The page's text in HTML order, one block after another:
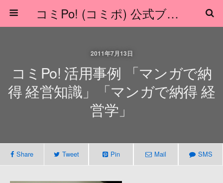
コミPo! (コミポ) 公式ブログ
2011年7月13日
コミPo! 活用事例 「マンガで納
得 経営知識」「マンガで納得 経
営学」
Share Tweet Pin Mail SMS